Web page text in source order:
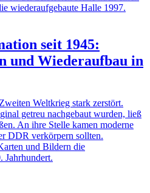
seit 1945:
und Wiederaufbau in
Weltkrieg stark zerstört.
getreu nachgebaut wurden, ließ
An ihre Stelle kamen moderne
DDR verkörpern sollten.
und Bildern die
Jahrhundert.